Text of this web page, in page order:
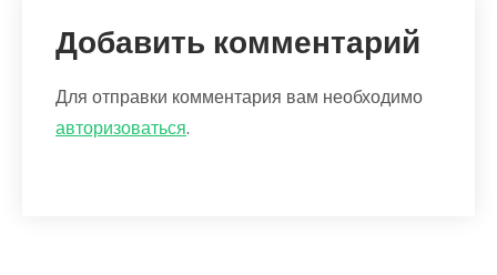
Добавить комментарий
Для отправки комментария вам необходимо
авторизоваться.